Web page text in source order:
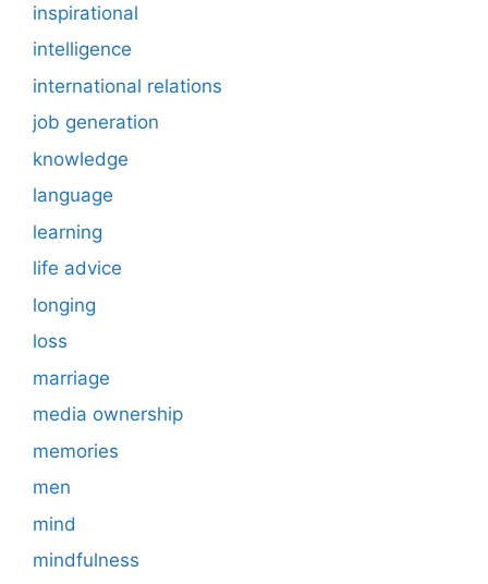
inspirational
intelligence
international relations
job generation
knowledge
language
learning
life advice
longing
loss
marriage
media ownership
memories
men
mind
mindfulness